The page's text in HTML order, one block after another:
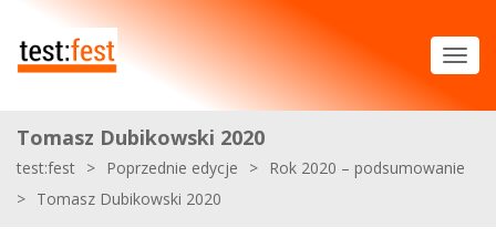
Tomasz Dubikowski 2020
test:fest > Poprzednie edycje > Rok 2020 – podsumowanie
> Tomasz Dubikowski 2020